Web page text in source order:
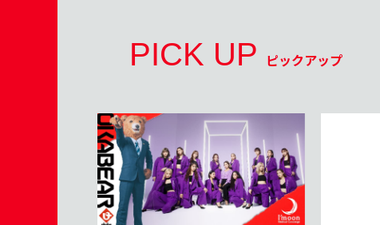
PICK UP ピックアップ